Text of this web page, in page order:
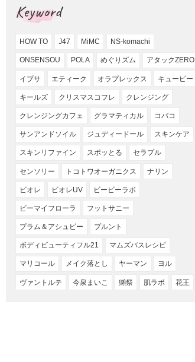
Keyword
HOW TO J47 MiMC NS-komachi
ONSENSOU POLA めぐりズム アタックZERO
イプサ エティーク オラプレックス キューピー
キールズ クリスマスコフレ クレンジング
クレンジングカフェ グラマティカル コバコ
サンアンドソイル ジュディードール スキンケア
スキンリファイン スポッとる セラプル
センソリー トコトワオーガニクス ナリン
ビオレ ビオレUV ビービーラボ
ビーマイフローラ フットサニー
プラム＆アシュビー プルント
ボディビューティフル21 マムズバスレシピ
マリコール メイク落とし ヤーマン ヨル
ヴァントルテ 今泉まいこ 獺祭 肌ラボ 花王